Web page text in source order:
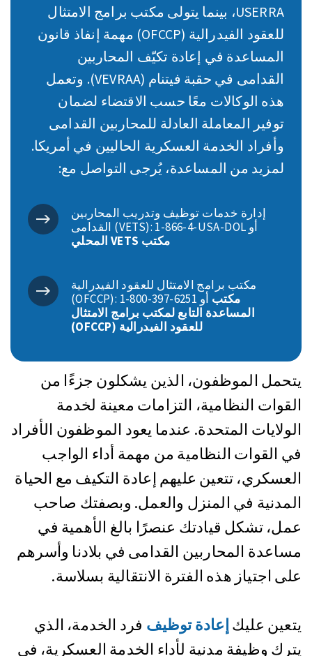
يتحمل الموظفون، الذين يشكلون جزءًا من
القوات النظامية، التزامات معينة لخدمة
الولايات المتحدة. عندما يعود الموظفون الأفراد
في القوات النظامية من مهمة أداء الواجب
العسكري، تتعين عليهم إعادة التكيف مع الحياة
المدنية في المنزل والعمل. وبصفتك صاحب
عمل، تشكل قيادتك عنصرًا بالغ الأهمية في
مساعدة المحاربين القدامى في بلادنا وأسرهم
على اجتياز هذه الفترة الانتقالية بسلاسة.
يتعين عليك إعادة توظيف فرد الخدمة، الذي
يترك وظيفة مدنية لأداء الخدمة العسكرية، في
USERRA، بينما يتولى مكتب برامج الامتثال
للعقود الفيدرالية (OFCCP) مهمة إنفاذ قانون
المساعدة في إعادة تكيّف المحاربين
القدامى في حقبة فيتنام (VEVRAA). وتعمل
هذه الوكالات معًا حسب الاقتضاء لضمان
توفير المعاملة العادلة للمحاربين القدامى
وأفراد الخدمة العسكرية الحاليين في أمريكا.
لمزيد من المساعدة، يُرجى التواصل مع:
إدارة خدمات توظيف وتدريب المحاربين
القدامى (VETS): ‎1-866-4-USA-DOL أو
مكتب VETS المحلي
مكتب برامج الامتثال للعقود الفيدرالية
مكتب
المساعدة التابع لمكتب برامج الامتثال
للعقود الفيدرالية (OFCCP)